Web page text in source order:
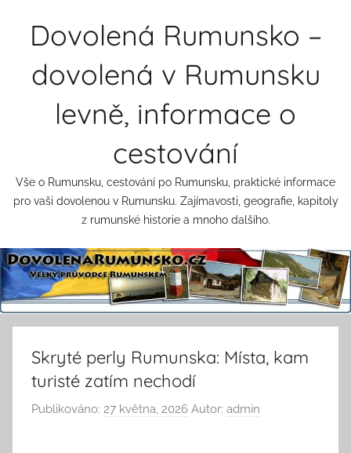
Dovolená Rumunsko –
dovolená v Rumunsku
levně, informace o
cestování
Vše o Rumunsku, cestování po Rumunsku, praktické informace
pro vaši dovolenou v Rumunsku. Zajímavosti, geografie, kapitoly
z rumunské historie a mnoho dalšího.
Skryté perly Rumunska: Místa, kam
turisté zatím nechodí
Publikováno: 27 května, 2026 Autor: admin